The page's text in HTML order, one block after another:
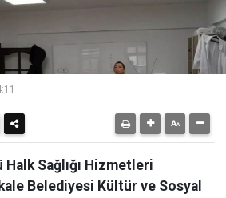
Halk Sağlığı Hizmetleri
Belediyesi Kültür ve Sosyal